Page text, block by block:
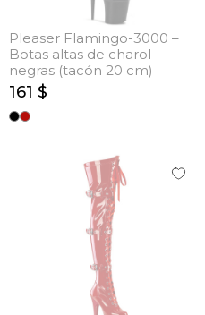
Pleaser Flamingo-3000 –
Botas altas de charol
negras (tacón 20 cm)
161 $